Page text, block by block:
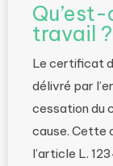
travail ?
Le certificat
délivré par
cessation du
cause. Cette
l’article L.